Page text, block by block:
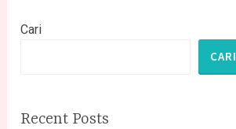
Cari
CARI
Recent Posts